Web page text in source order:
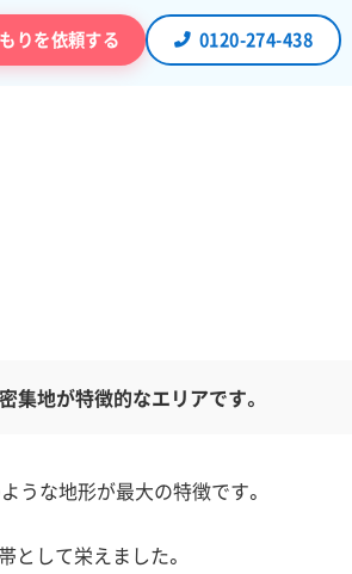
りを依頼する 0120-274-438
集地が特徴的なエリアです。
うな地形が最大の特徴です。
として栄えました。